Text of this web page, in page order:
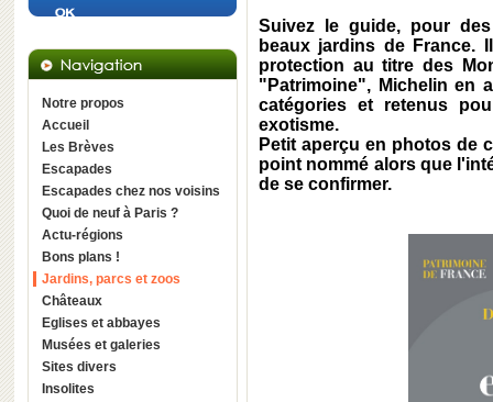
Notre propos
Accueil
Les Brèves
Escapades
Escapades chez nos voisins
Quoi de neuf à Paris ?
Actu-régions
Bons plans !
Jardins, parcs et zoos
Châteaux
Eglises et abbayes
Musées et galeries
Sites divers
Insolites
Suivez le guide, pour
beaux jardins de
protection au titre des
"Patrimoine", Michelin en
catégories et retenus
exotisme.
Petit aperçu en photos de
point nommé alors que
de se confirmer.